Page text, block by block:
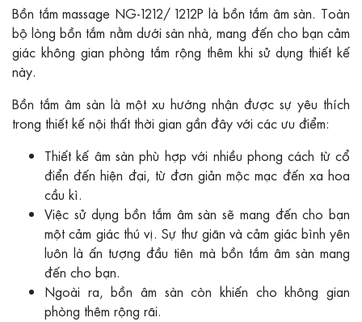
Bồn tắm massage NG-1212/ 1212P là bồn tắm âm sàn. Toàn
bộ lòng bồn tắm nằm dưới sàn nhà, mang đến cho bạn cảm
giác không gian phòng tắm rộng thêm khi sử dụng thiết kế
này.
Bồn tắm âm sàn là một xu hướng nhận được sự yêu thích
trong thiết kế nội thất thời gian gần đây với các ưu điểm:
Thiết kế âm sàn phù hợp với nhiều phong cách từ cổ
điển đến hiện đại, từ đơn giản mộc mạc đến xa hoa
cầu kì.
Việc sử dụng bồn tắm âm sàn sẽ mang đến cho bạn
một cảm giác thú vị. Sự thư giãn và cảm giác bình yên
luôn là ấn tượng đầu tiên mà bồn tắm âm sàn mang
đến cho bạn.
Ngoài ra, bồn âm sàn còn khiến cho không gian
phòng thêm rộng rãi.